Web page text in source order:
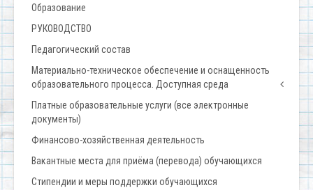
Образование
РУКОВОДСТВО
Педагогический состав
Материально-техническое обеспечение и оснащенность
образовательного процесса. Доступная среда
Платные образовательные услуги (все электронные
документы)
Финансово-хозяйственная деятельность
Вакантные места для приёма (перевода) обучающихся
Стипендии и меры поддержки обучающихся